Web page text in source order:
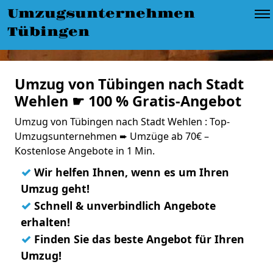
Umzugsunternehmen
Tübingen
Umzug von Tübingen nach Stadt
Wehlen ☛ 100 % Gratis-Angebot
Umzug von Tübingen nach Stadt Wehlen : Top-
Umzugsunternehmen ➨ Umzüge ab 70€ –
Kostenlose Angebote in 1 Min.
✓ Wir helfen Ihnen, wenn es um Ihren
Umzug geht!
✓ Schnell & unverbindlich Angebote
erhalten!
✓ Finden Sie das beste Angebot für Ihren
Umzug!